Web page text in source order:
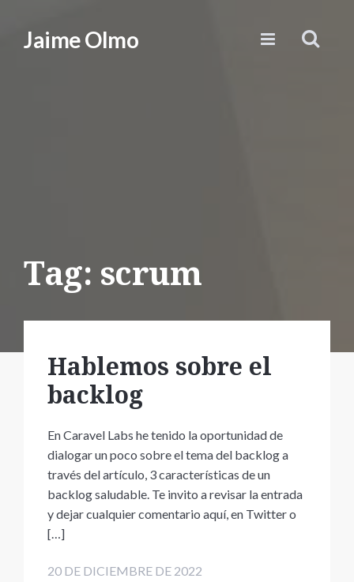
Jaime Olmo
Tag: scrum
Hablemos sobre el
backlog
En Caravel Labs he tenido la oportunidad de
dialogar un poco sobre el tema del backlog a
través del artículo, 3 características de un
backlog saludable. Te invito a revisar la entrada
y dejar cualquier comentario aquí, en Twitter o
[…]
20 DE DICIEMBRE DE 2022